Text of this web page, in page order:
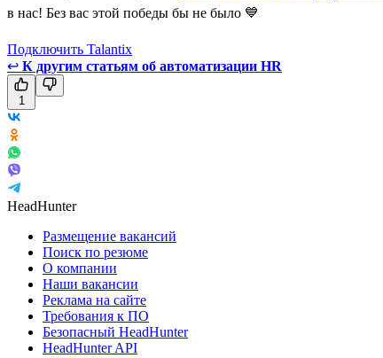
в нас! Без вас этой победы бы не было 💙
Подключить Talantix
↩ К другим статьям об автоматизации HR
1
HeadHunter
Размещение вакансий
Поиск по резюме
О компании
Наши вакансии
Реклама на сайте
Требования к ПО
Безопасный HeadHunter
HeadHunter API